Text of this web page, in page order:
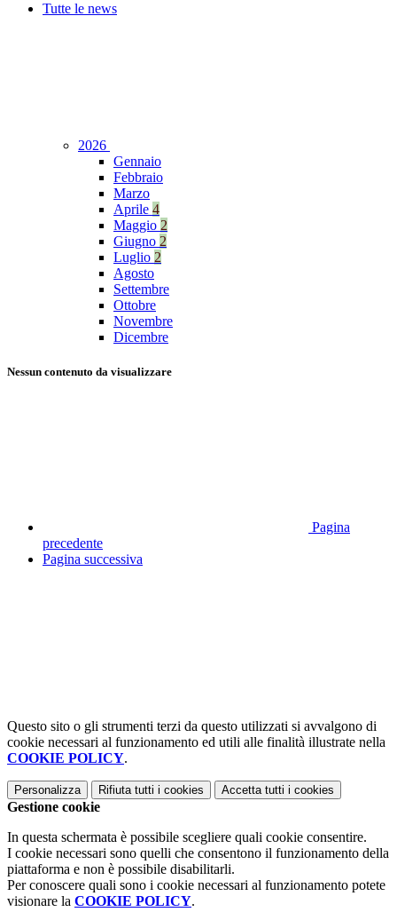
Tutte le news
2026
Gennaio
Febbraio
Marzo
Aprile 4
Maggio 2
Giugno 2
Luglio 2
Agosto
Settembre
Ottobre
Novembre
Dicembre
Nessun contenuto da visualizzare
Pagina
precedente
Pagina successiva
Questo sito o gli strumenti terzi da questo utilizzati si avvalgono di
cookie necessari al funzionamento ed utili alle finalità illustrate nella
COOKIE POLICY.
Personalizza Rifiuta tutti i cookies Accetta tutti i cookies
Gestione cookie
In questa schermata è possibile scegliere quali cookie consentire.
I cookie necessari sono quelli che consentono il funzionamento della
piattaforma e non è possibile disabilitarli.
Per conoscere quali sono i cookie necessari al funzionamento potete
visionare la COOKIE POLICY.